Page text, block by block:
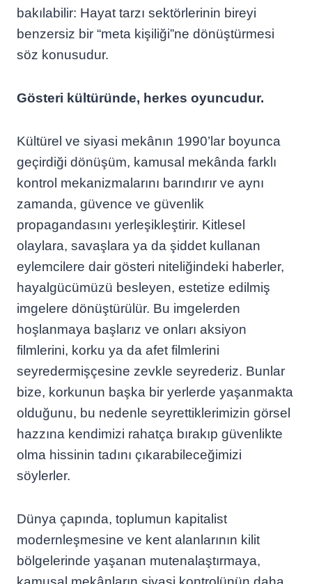
bakılabilir: Hayat tarzı sektörlerinin bireyi
benzersiz bir “meta kişiliği”ne dönüştürmesi
söz konusudur.
Gösteri kültüründe, herkes oyuncudur.
Kültürel ve siyasi mekânın 1990’lar boyunca
geçirdiği dönüşüm, kamusal mekânda farklı
kontrol mekanizmalarını barındırır ve aynı
zamanda, güvence ve güvenlik
propagandasını yerleşikleştirir. Kitlesel
olaylara, savaşlara ya da şiddet kullanan
eylemcilere dair gösteri niteliğindeki haberler,
hayalgücümüzü besleyen, estetize edilmiş
imgelere dönüştürülür. Bu imgelerden
hoşlanmaya başlarız ve onları aksiyon
filmlerini, korku ya da afet filmlerini
seyredermişçesine zevkle seyrederiz. Bunlar
bize, korkunun başka bir yerlerde yaşanmakta
olduğunu, bu nedenle seyrettiklerimizin görsel
hazzına kendimizi rahatça bırakıp güvenlikte
olma hissinin tadını çıkarabileceğimizi
söylerler.
Dünya çapında, toplumun kapitalist
modernleşmesine ve kent alanlarının kilit
bölgelerinde yaşanan mutenalaştırmaya,